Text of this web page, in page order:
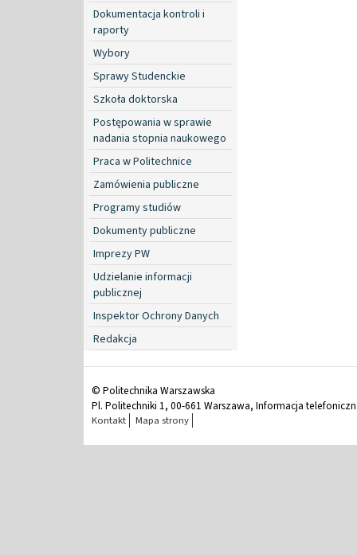
Dokumentacja kontroli i
raporty
Wybory
Sprawy Studenckie
Szkoła doktorska
Postępowania w sprawie
nadania stopnia naukowego
Praca w Politechnice
Zamówienia publiczne
Programy studiów
Dokumenty publiczne
Imprezy PW
Udzielanie informacji
publicznej
Inspektor Ochrony Danych
Redakcja
© Politechnika Warszawska
Pl. Politechniki 1, 00-661 Warszawa, Informacja
Kontakt Mapa strony